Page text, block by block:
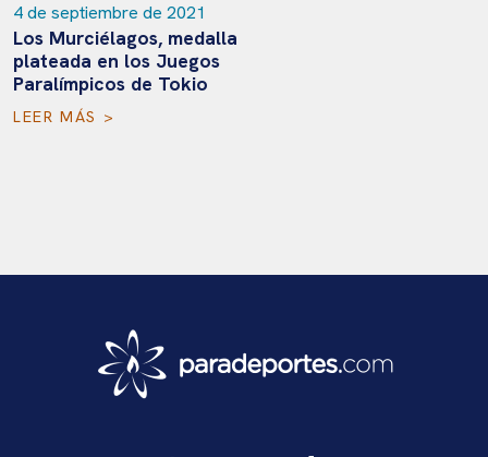
4 de septiembre de 2021
Los Murciélagos, medalla
plateada en los Juegos
Paralímpicos de Tokio
LEER MÁS >